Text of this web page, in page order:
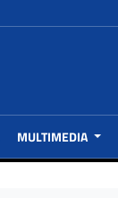
MULTIMEDIA